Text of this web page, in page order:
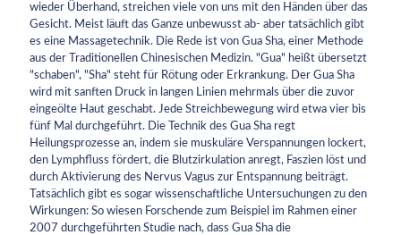
wieder Überhand, streichen viele von uns mit den Händen über das
Gesicht. Meist läuft das Ganze unbewusst ab- aber tatsächlich gibt
es eine Massagetechnik. Die Rede ist von Gua Sha, einer Methode
aus der Traditionellen Chinesischen Medizin. "Gua" heißt übersetzt
"schaben", "Sha" steht für Rötung oder Erkrankung. Der Gua Sha
wird mit sanften Druck in langen Linien mehrmals über die zuvor
eingeölte Haut geschabt. Jede Streichbewegung wird etwa vier bis
fünf Mal durchgeführt. Die Technik des Gua Sha regt
Heilungsprozesse an, indem sie muskuläre Verspannungen lockert,
den Lymphfluss fördert, die Blutzirkulation anregt, Faszien löst und
durch Aktivierung des Nervus Vagus zur Entspannung beiträgt.
Tatsächlich gibt es sogar wissenschaftliche Untersuchungen zu den
Wirkungen: So wiesen Forschende zum Beispiel im Rahmen einer
2007 durchgeführten Studie nach, dass Gua Sha die